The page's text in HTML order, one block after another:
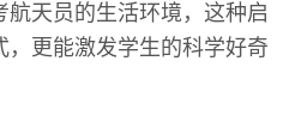
天员的生活环境，这种启
更能激发学生的科学好奇